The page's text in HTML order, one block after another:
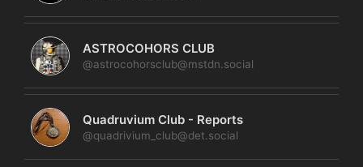
ASTROCOHORS CLUB
@astrocohorsclub@mstdn.social
Quadruvium Club - Reports
@quadrivium_club@det.social